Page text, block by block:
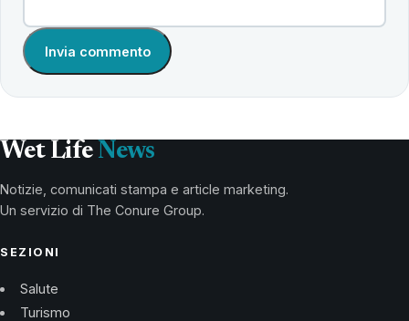
Wet Life News
Notizie, comunicati stampa e article marketing.
Un servizio di The Conure Group.
SEZIONI
Salute
Turismo